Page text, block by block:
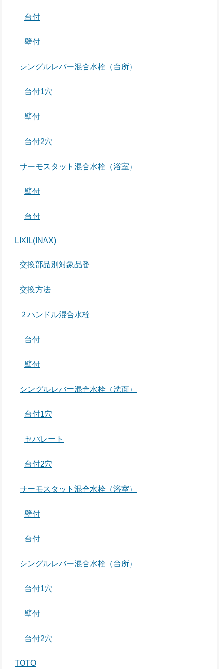
台付
壁付
シングルレバー混合水栓（台所）
台付1穴
壁付
台付2穴
サーモスタット混合水栓（浴室）
壁付
台付
LIXIL(INAX)
交換部品別対象品番
交換方法
２ハンドル混合水栓
台付
壁付
シングルレバー混合水栓（洗面）
台付1穴
セパレート
台付2穴
サーモスタット混合水栓（浴室）
壁付
台付
シングルレバー混合水栓（台所）
台付1穴
壁付
台付2穴
TOTO